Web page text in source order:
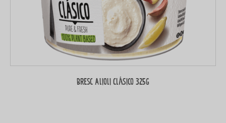
Bresc Alioli Clásico 325g